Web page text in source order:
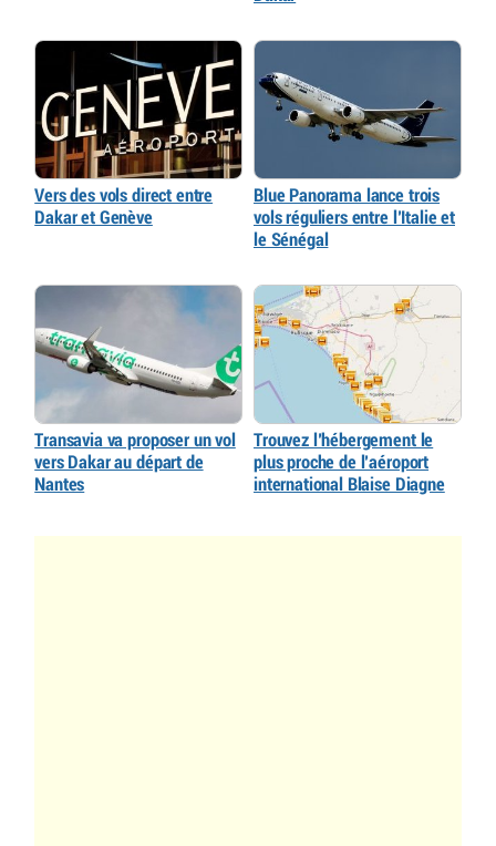
Vers des vols direct entre
Dakar et Genève
Blue Panorama lance trois
vols réguliers entre l’Italie et
le Sénégal
Transavia va proposer un vol
vers Dakar au départ de
Nantes
Trouvez l’hébergement le
plus proche de l’aéroport
international Blaise Diagne